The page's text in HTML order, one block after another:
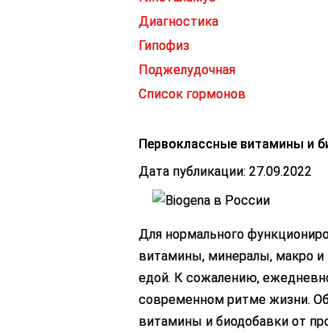
Диагностика
Гипофиз
Поджелудочная
Список гормонов
Первоклассные витамины и
Дата публикации: 27.09.2022
Для нормального
витамины, минералы, макро и
едой. К сожалению,
современном ритме жизни.
витамины и биодобавки от